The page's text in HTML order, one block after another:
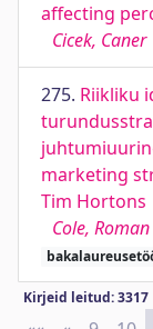
affecting
Cicek, Caner
275. Riikliku
marketing
Tim Hortons
Cole,
Kirjeid leitud: 3317